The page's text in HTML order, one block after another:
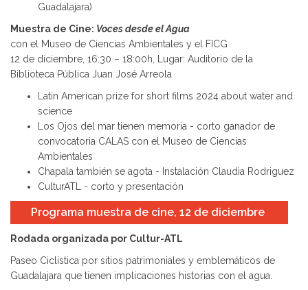
Guadalajara)
Muestra de Cine: Voces desde el Agua
con el Museo de Ciencias Ambientales y el FICG
12 de diciembre, 16:30 – 18:00h, Lugar: Auditorio de la
Biblioteca Pública Juan José Arreola
Latin American prize for short films 2024 about water and
science
Los Ojos del mar tienen memoria - corto ganador de
convocatoria CALAS con el Museo de Ciencias
Ambientales
Chapala también se agota - Instalación Claudia Rodriguez
CulturATL - corto y presentación
Programa muestra de cine, 12 de diciembre
Rodada organizada por Cultur-ATL
Paseo Ciclistica por sitios patrimoniales y emblemáticos de
Guadalajara que tienen implicaciones historias con el agua.